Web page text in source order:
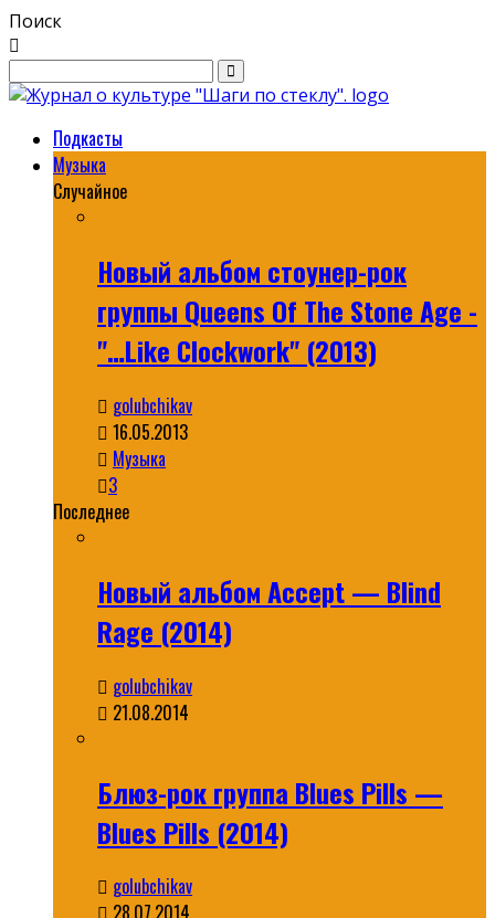
Поиск
Подкасты
Музыка
Случайное
Новый альбом стоунер-рок
группы Queens Of The Stone Age -
"…Like Clockwork" (2013)
golubchikav
16.05.2013
Музыка
3
Последнее
Новый альбом Accept — Blind
Rage (2014)
golubchikav
21.08.2014
Блюз-рок группа Blues Pills —
Blues Pills (2014)
golubchikav